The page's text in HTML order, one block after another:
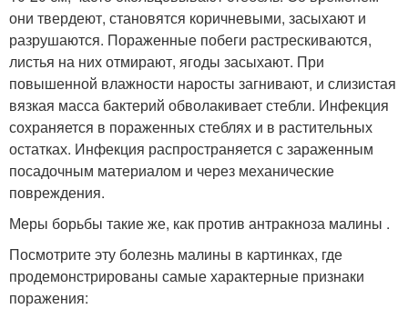
они твердеют, становятся коричневыми, засыхают и
разрушаются. Пораженные побеги растрескиваются,
листья на них отмирают, ягоды засыхают. При
повышенной влажности наросты загнивают, и слизистая
вязкая масса бактерий обволакивает стебли. Инфекция
сохраняется в пораженных стеблях и в растительных
остатках. Инфекция распространяется с зараженным
посадочным материалом и через механические
повреждения.
Меры борьбы такие же, как против антракноза малины .
Посмотрите эту болезнь малины в картинках, где
продемонстрированы самые характерные признаки
поражения: